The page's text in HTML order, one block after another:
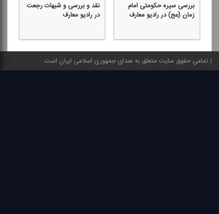
بررسی سیره حكومتی امام
زمان (عج) در رادیو معارف
نقد و بررسی و شبهات رجعت
در رادیو معارف
تمامی حقوق سایت متعلق به صدای جمهوری اسلامی ایران است